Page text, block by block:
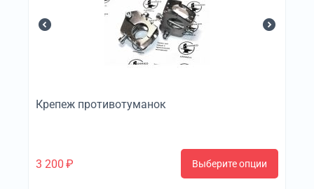
Крепеж противотуманок
3 200 ₽ Выберите опции